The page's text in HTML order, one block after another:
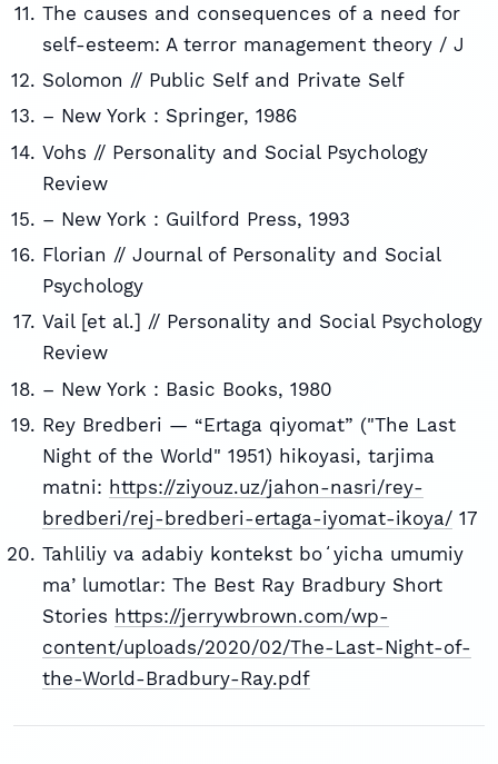
The causes and consequences of a need for
self-esteem: A terror management theory / J
Solomon // Public Self and Private Self
– New York : Springer, 1986
Vohs // Personality and Social Psychology
Review
– New York : Guilford Press, 1993
Florian // Journal of Personality and Social
Psychology
Vail [et al.] // Personality and Social Psychology
Review
– New York : Basic Books, 1980
Rey Bredberi — “Ertaga qiyomat” ("The Last
Night of the World" 1951) hikoyasi, tarjima
matni: https://ziyouz.uz/jahon-nasri/rey-
bredberi/rej-bredberi-ertaga-iyomat-ikoya/17
Tahliliy va adabiy kontekst boʻyicha umumiy
maʼlumotlar: The Best Ray Bradbury Short
Stories https://jerrywbrown.com/wp-
content/uploads/2020/02/The-Last-Night-of-
the-World-Bradbury-Ray.pdf